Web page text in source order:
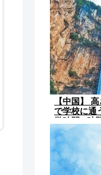
【中国】
で学校に通